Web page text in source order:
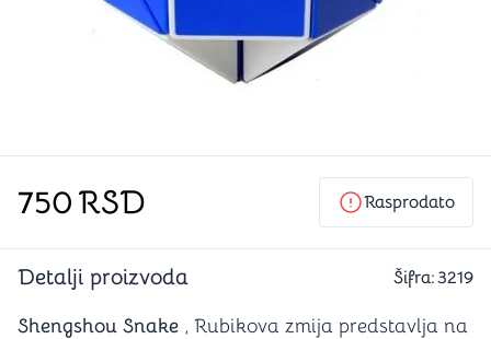
750RSD Rasprodato
Detalji proizvoda Šifra:3219
Shengshou Snake , Rubikova zmija predstavlja na